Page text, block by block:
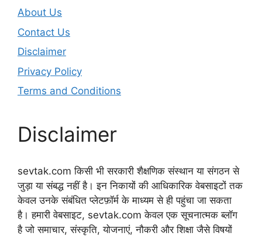
About Us
Contact Us
Disclaimer
Privacy Policy
Terms and Conditions
Disclaimer
sevtak.com किसी भी सरकारी शैक्षणिक संस्थान या संगठन से
जुड़ा या संबद्ध नहीं है। इन निकायों की आधिकारिक वेबसाइटों तक
केवल उनके संबंधित प्लेटफ़ॉर्म के माध्यम से ही पहुंचा जा सकता
है। हमारी वेबसाइट, sevtak.com केवल एक सूचनात्मक ब्लॉग
है जो समाचार, संस्कृति, योजनाएं, नौकरी और शिक्षा जैसे विषयों